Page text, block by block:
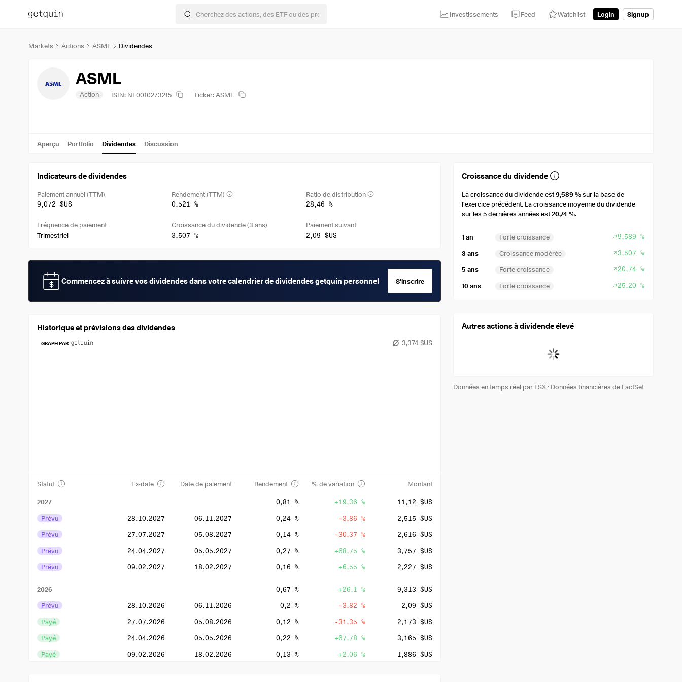
Investissements Feed Watchlist Login Signup
Markets Actions ASML Dividendes
ASML
Action ISIN: NL0010273215 Ticker: ASML
Aperçu Portfolio Dividendes Discussion
Indicateurs de dividendes
Paiement annuel (TTM)
9,072 $US
Rendement (TTM)
0,521 %
Ratio de distribution
28,46 %
Fréquence de paiement
Trimestriel
Croissance du dividende (3 ans)
3,507 %
Paiement suivant
2,09 $US
Commencez à suivre vos dividendes dans votre calendrier de dividendes getquin personnel S'inscrire
Historique et prévisions des dividendes
3,374 $US
GRAPH PAR
Statut Ex-date Date de paiement Rendement % de variation Montant
2027 0,81 % +19,36 %
11,12 $US
Prévu
28.10.2027 06.11.2027 0,24 % -3,86 %
2,515 $US
Prévu
27.07.2027 05.08.2027 0,14 % -30,37 %
2,616 $US
Prévu
24.04.2027 05.05.2027 0,27 % +68,75 %
3,757 $US
Prévu
09.02.2027 18.02.2027 0,16 % +6,55 % 2,227 $US
2026 0,67 % +26,1 %
9,313 $US
Prévu
28.10.2026 06.11.2026 0,2 % -3,82 %
2,09 $US
Payé
27.07.2026 05.08.2026 0,12 % -31,35 %
2,173 $US
Payé
24.04.2026 05.05.2026 0,22 % +67,78 %
3,165 $US
Payé
09.02.2026 18.02.2026 0,13 % +2,06 % 1,886 $US
Croissance du dividende
La croissance du dividende est9,589 %sur la base de
l'exercice précédent. La croissance moyenne du dividende
sur les 5 dernières années est20,74 %.
1 an Forte croissance 9,589 %
3 ans Croissance modérée 3,507 %
5 ans Forte croissance 20,74 %
10 ans Forte croissance 25,20 %
Autres actions à dividende élevé
Données en temps réel par LSX· Données financières de FactSet